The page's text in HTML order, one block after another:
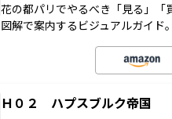
花の都パリでやるべき「見る」「
図解で案内するビジュアルガイド。
Ｈ０２ ハプスブルク帝国